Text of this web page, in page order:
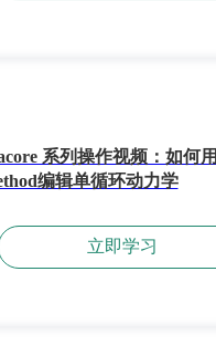
系列操作视频：如何用
编辑单循环动力学
立即学习